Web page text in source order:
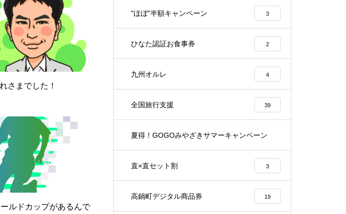
さまでした！
ルドカップがあるんで
"ほぼ"半額キャンペーン 3
ひなた認証お食事券 2
九州オルレ 4
全国旅行支援 39
夏得！GOGOみやざきサマーキャンペーン
直×直セット割 3
高鍋町デジタル商品券 19